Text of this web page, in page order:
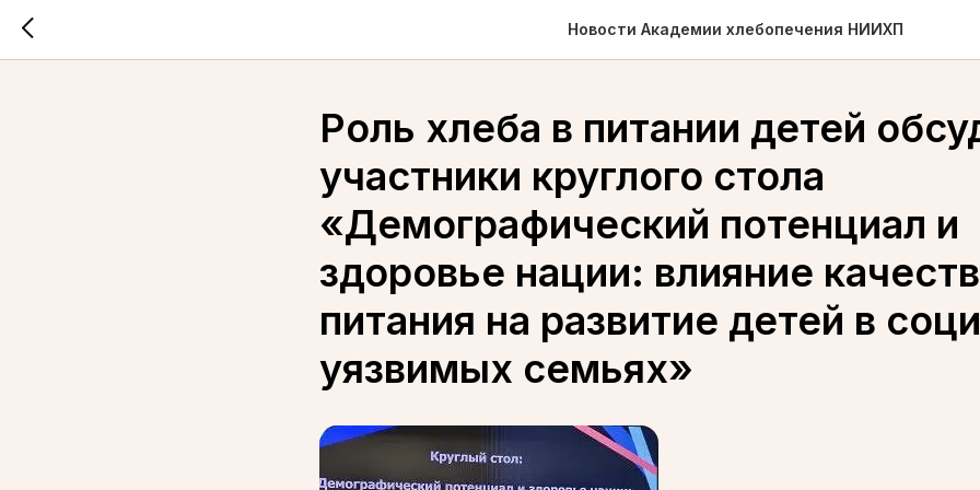
Новости Академии хлебопечения НИИХП
Роль хлеба в питании детей
участники круглого стола
«Демографический потенциал и
здоровье нации: влияние
питания на развитие детей в
уязвимых семьях»